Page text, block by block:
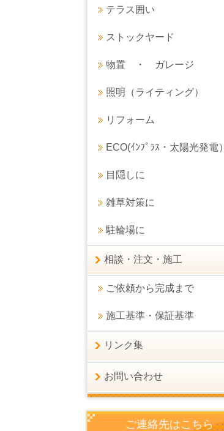
テラス囲い
ストックヤード
物置 ・ ガレージ
照明（ライティング）
リフォーム
ECO(ｲﾝﾌﾟﾗｽ・太陽光発電）
目隠しに
雑草対策に
駐輪場に
相談・注文・施工
ご依頼から完成まで
施工基準・保証基準
リンク集
お問い合わせ
ご連絡先はこちら